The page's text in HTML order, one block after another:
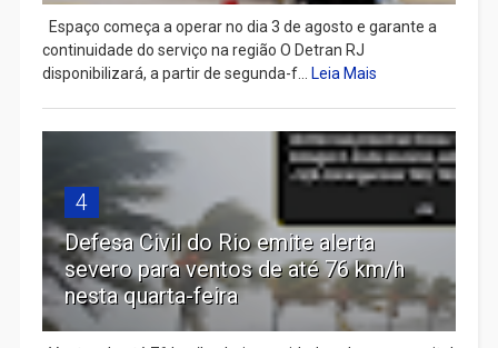
Espaço começa a operar no dia 3 de agosto e garante a
continuidade do serviço na região O Detran RJ
disponibilizará, a partir de segunda-f...
Leia Mais
4
Defesa Civil do Rio emite alerta
severo para ventos de até 76 km/h
nesta quarta-feira